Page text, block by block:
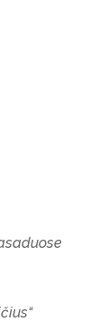
“